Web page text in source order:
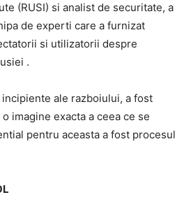
(RUSI) si analist de securitate, a
de experti care a furnizat
si utilizatorii despre
.
ale razboiului, a fost
imagine exacta a ceea ce se
pentru aceasta a fost procesul